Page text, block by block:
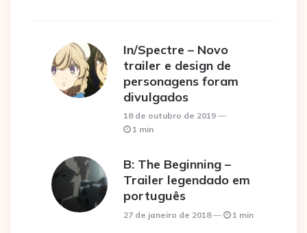
In/Spectre – Novo
trailer e design de
personagens foram
divulgados
18 de outubro de 2019
1 min
B: The Beginning –
Trailer legendado em
português
27 de janeiro de 2018 1 min